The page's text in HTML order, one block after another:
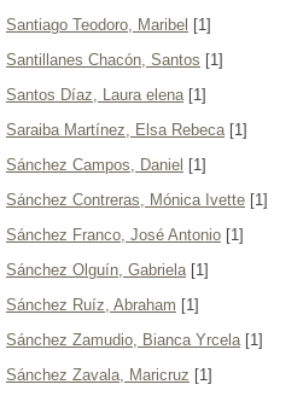
Santiago Teodoro, Maribel [1]
Santillanes Chacón, Santos [1]
Santos Díaz, Laura elena[1]
Saraiba Martínez, Elsa Rebeca[1]
Sánchez Campos, Daniel [1]
Sánchez Contreras, Mónica Ivette [1]
Sánchez Franco, José Antonio [1]
Sánchez Olguín, Gabriela[1]
Sánchez Ruíz, Abraham [1]
Sánchez Zamudio, Bianca Yrcela[1]
Sánchez Zavala, Maricruz [1]